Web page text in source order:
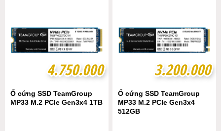
4.750.000
4.750.000
Ổ cứng SSD TeamGroup
MP33 M.2 PCIe Gen3x4 1TB
3.200.000
3.200.000
Ổ cứng SSD TeamGroup
MP33 M.2 PCIe Gen3x4
512GB